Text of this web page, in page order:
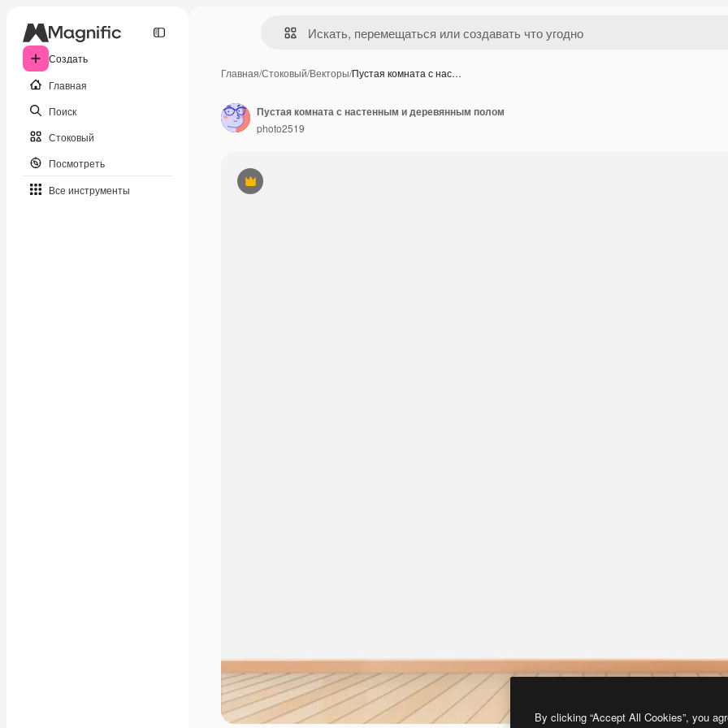
Создать
Главная
Поиск
Стоковый
Посмотреть
Все инструменты
Главная/Стоковый/Векторы/Пустая комната с нас…
Премиум
Пустая комната с настенным и деревянным полом
photo2519
By clicking “Accept All Cookies”, you